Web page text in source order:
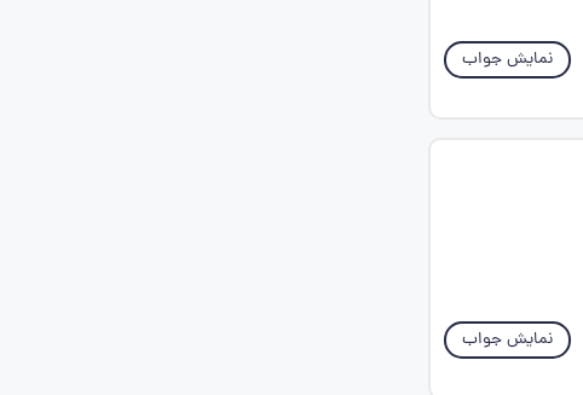
نمایش جواب
نمایش جواب